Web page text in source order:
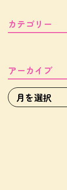
カテゴリー
アーカイブ